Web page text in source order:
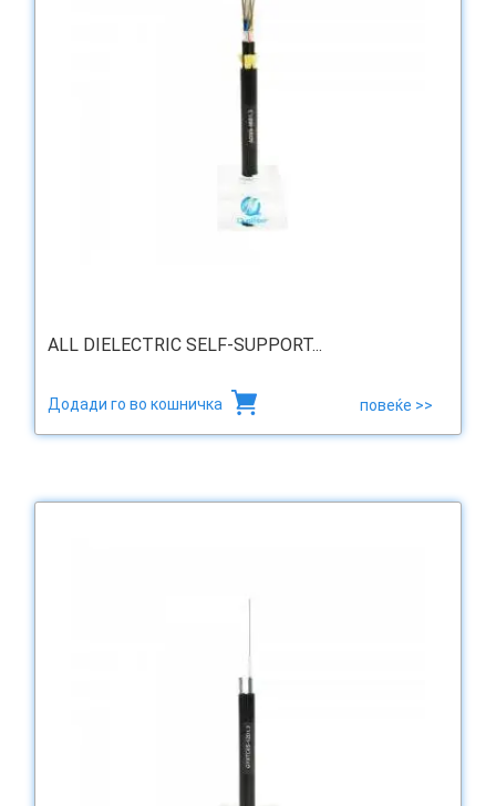
ALL DIELECTRIC SELF-SUPPORT...
Додади го во кошничка повеќе >>